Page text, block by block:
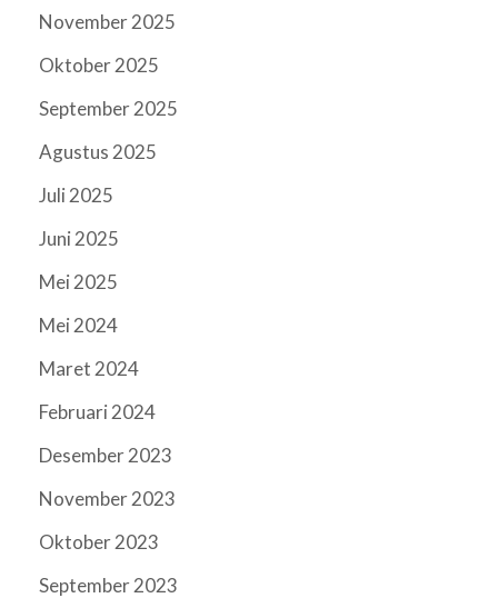
November 2025
Oktober 2025
September 2025
Agustus 2025
Juli 2025
Juni 2025
Mei 2025
Mei 2024
Maret 2024
Februari 2024
Desember 2023
November 2023
Oktober 2023
September 2023